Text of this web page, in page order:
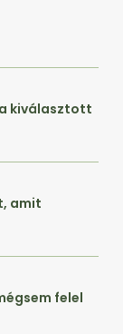
kiválasztott
amit
felel